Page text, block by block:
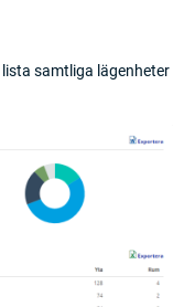
samtliga lägenheter